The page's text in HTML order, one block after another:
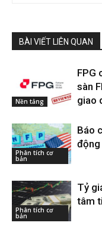
BÀI VIẾT LIÊN QUAN
Nền tảng
FPG
sàn
giao
Phân tích cơ
bản
Báo
động
Phân tích cơ
bản
Tỷ
tâm